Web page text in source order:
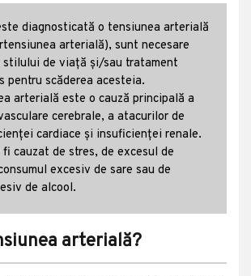
diagnosticată o tensiunea arterială
arterială), sunt necesare
stilului de viață și/sau tratament
pentru scăderea acesteia.
arterială este o cauză principală a
cerebrale, a atacurilor de
cardiace și insuficienței renale.
cauzat de stres, de excesul de
excesiv de sare sau de
de alcool.
arterială?